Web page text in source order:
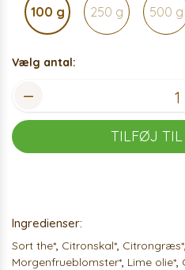
100 g 250 g 500 g
Vælg antal:
TILFØJ TIL
Ingredienser:
Sort the*, Citronskal*, Citrongræs*,
Morgenfrueblomster*, Lime olie*,